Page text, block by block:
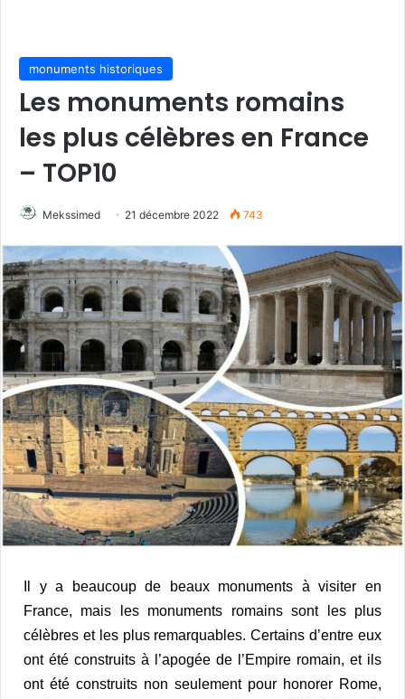
monuments historiques
Les monuments romains
les plus célèbres en France
– TOP10
Mekssimed 21 décembre 2022 743
Il y a beaucoup de beaux monuments à visiter en
France, mais les monuments romains sont les plus
célèbres et les plus remarquables. Certains d’entre eux
ont été construits à l’apogée de l’Empire romain, et ils
ont été construits non seulement pour honorer Rome,